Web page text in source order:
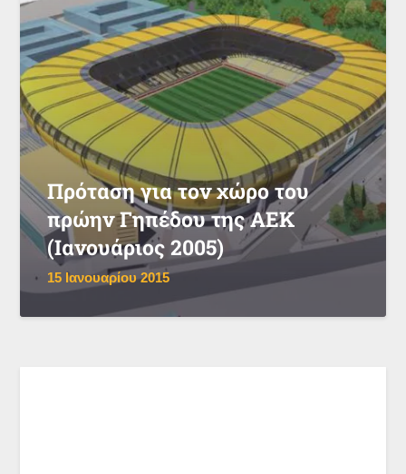
Πρόταση για τον χώρο του
πρώην Γηπέδου της ΑΕΚ
(Ιανουάριος 2005)
15 Ιανουαρίου 2015